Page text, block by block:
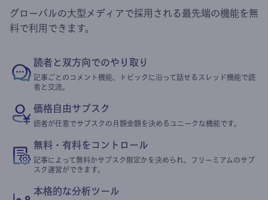
グローバルの大型メディアで採用される最先端の機能を無
料で利用できます。
読者と双方向でのやり取り
記事ごとのコメント機能、トピックに沿って話せるスレッド機能で読
者と交流。
価格自由サブスク
読者が任意でサブスクの月額金額を決めるユニークな機能です。
無料・有料をコントロール
記事によって無料かサブスク限定かを決められ、フリーミアムのサブ
スク運営ができます。
本格的な分析ツール